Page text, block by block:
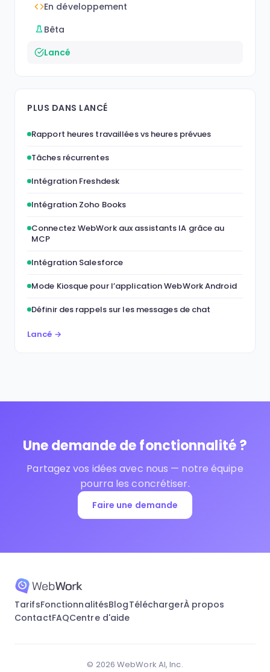
En développement
Bêta
Lancé
PLUS DANS LANCÉ
Rapport heures travaillées vs heures prévues
Tâches récurrentes
Intégration Freshdesk
Intégration Zoho Books
Connectez WebWork aux assistants IA grâce au
MCP
Intégration Salesforce
Mode Kiosque pour l’application WebWork Android
Définir des rappels sur les messages de chat
Lancé →
Une demande de fonctionnalité ?
Partagez vos idées avec nous — notre équipe
pourra les concrétiser.
Faire une demande
TarifsFonctionnalitésBlogTéléchargerÀ propos
ContactFAQCentre d'aide
© 2026 WebWork AI, Inc.